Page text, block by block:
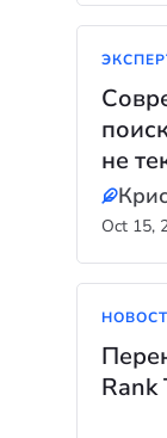
не
Oct 15,
Rank